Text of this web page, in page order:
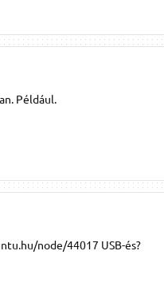
Például.
node/44017 USB-és?